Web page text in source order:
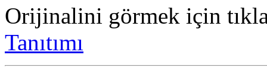
Orijinalini görmek için
Tanıtımı